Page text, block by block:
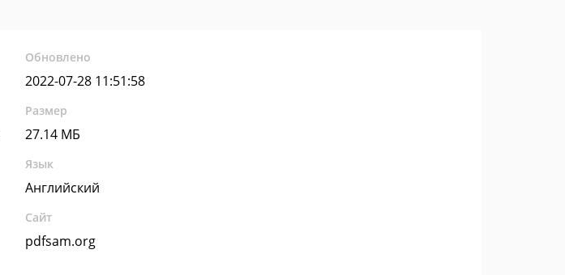
Обновлено
2022-07-28 11:51:58
Размер
27.14 МБ
Язык
Английский
Сайт
pdfsam.org